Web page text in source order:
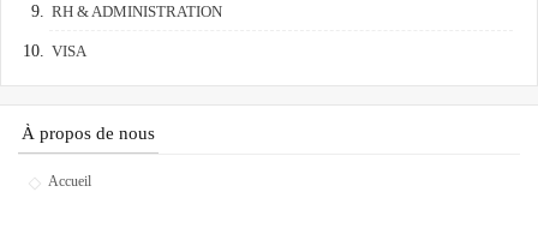
RH & ADMINISTRATION
VISA
À propos de nous
Accueil